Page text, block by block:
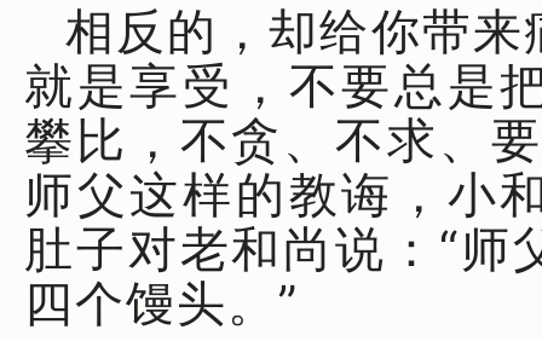
相反的，却给你带
就是享受，不要总是
攀比，不贪、不求、
师父这样的教诲，小
肚子对老和尚说：“师
四个馒头。”